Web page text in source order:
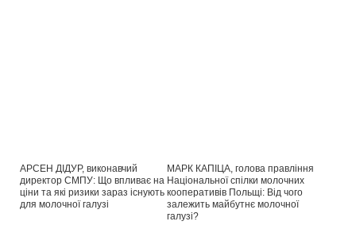
АРСЕН ДІДУР, виконавчий
директор СМПУ: Що впливає на
ціни та які ризики зараз існують
для молочної галузі
МАРК КАПІЦА, голова правління
Національної спілки молочних
кооперативів Польщі: Від чого
залежить майбутнє молочної
галузі?